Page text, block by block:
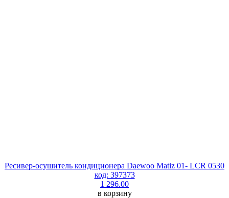
Ресивер-осушитель кондиционера Daewoo Matiz 01- LCR 0530
код: 397373
1 296.00
в корзину